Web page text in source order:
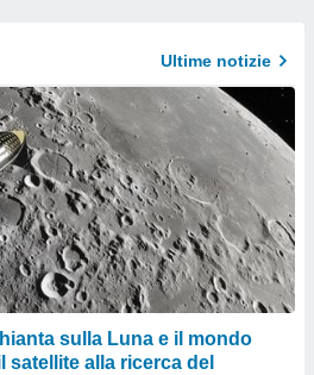
Ultime notizie
sulla Luna e il mondo
alla ricerca del